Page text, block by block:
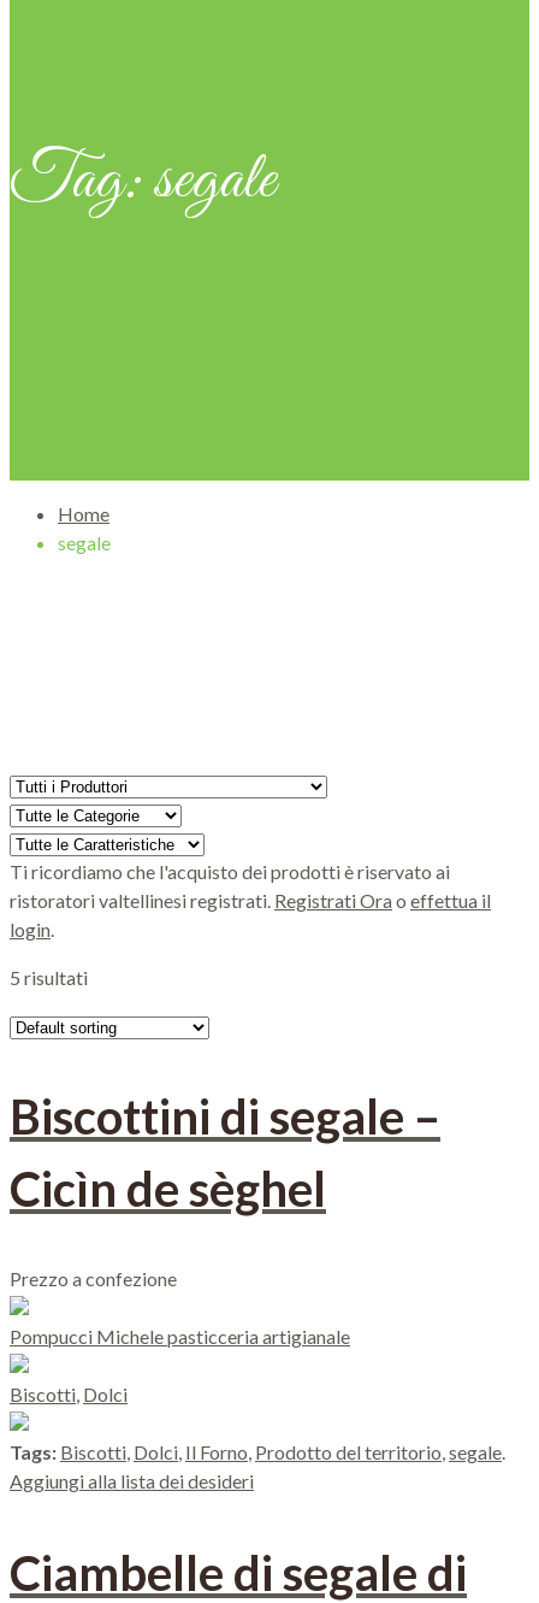
Tag:segale
Home
segale
Ti ricordiamo che l'acquisto dei prodotti è riservato ai
ristoratori valtellinesi registrati. Registrati Orao effettua il
login.
5 risultati
Biscottini di segale –
Cicìn de sèghel
Prezzo a confezione
Pompucci Michele pasticceria artigianale
Biscotti, Dolci
Tags: Biscotti, Dolci, Il Forno, Prodotto del territorio,segale.
Aggiungi alla lista dei desideri
Ciambelle di segale di